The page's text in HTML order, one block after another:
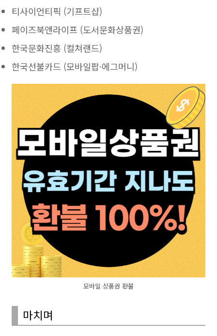
티사이언티픽 (기프트샵)
페이즈북앤라이프 (도서문화상품권)
한국문화진흥 (컬쳐랜드)
한국선불카드 (모바일팝·에그머니)
모바일 상품권 환불
마치며